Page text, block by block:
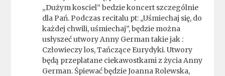
„Dużym kosciel” bedzie koncert szczególnie
dla Pań. Podczas recitalu pt: „Uśmiechaj się, do
każdej chwili, uśmiechaj”, będzie można
usłyszeć utwory Anny German takie jak :
Człowieczy los, Tańczące Eurydyki. Utwory
będą przeplatane ciekawostkami z życia Anny
German. Śpiewać będzie Joanna Rolewska,